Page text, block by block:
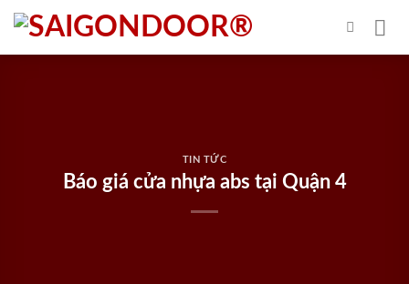
Skip
content
TIN TỨC
Báo giá cửa nhựa abs tại Quận 4